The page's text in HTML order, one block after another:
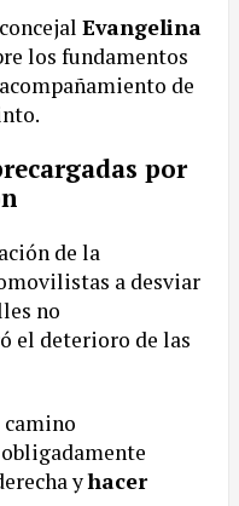
Evangelina
los fundamentos
de
por
de la
a desviar
no
el deterioro de las
camino
yhacer